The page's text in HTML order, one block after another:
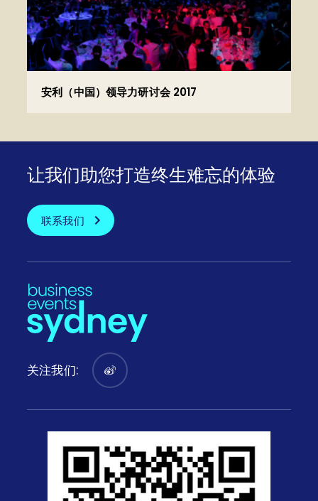
安利（中国）领导力研讨会 2017
让我们助您打造终生难忘的体验
联系我们
关注我们: